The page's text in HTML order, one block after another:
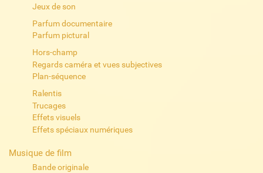
Jeux de son
Parfum documentaire
Parfum pictural
Hors-champ
Regards caméra et vues subjectives
Plan-séquence
Ralentis
Trucages
Effets visuels
Effets spéciaux numériques
Musique de film
Bande originale